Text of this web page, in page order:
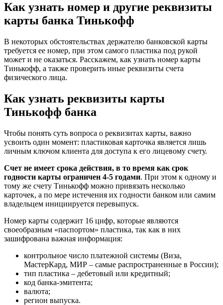
Как узнать номер и другие реквизиты
карты банка Тинькофф
В некоторых обстоятельствах держателю банковской карты
требуется ее номер, при этом самого пластика под рукой
может и не оказаться. Расскажем, как узнать номер карты
Тинькофф, а также проверить иные реквизиты счета
физического лица.
Как узнать реквизиты карты
Тинькофф банка
Чтобы понять суть вопроса о реквизитах карты, важно
усвоить один момент: пластиковая карточка является лишь
личным ключом клиента для доступа к его лицевому счету.
Счет не имеет срока действия, в то время как срок
годности карты ограничен 4-5 годами. При этом к одному и
тому же счету Тинькофф можно привязать несколько
карточек, а по мере истечения их годности банком или самим
владельцем инициируется перевыпуск.
Номер карты содержит 16 цифр, которые являются
своеобразным «паспортом» пластика, так как в них
зашифрована важная информация:
контрольное число платежной системы (Виза,
МастерКард, МИР – самые распространенные в России);
тип пластика – дебетовый или кредитный;
код банка-эмитента;
валюта;
регион выпуска.